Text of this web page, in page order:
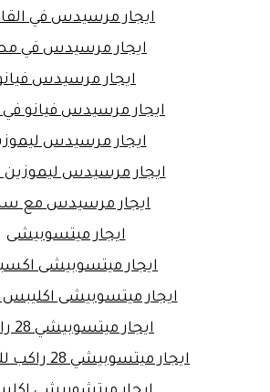
ايجار مرسيدس في
ايجار مرسيدس في
ايجار مرسيدس
ايجار مرسيدس فيانو
ايجار مرسيدس
ايجار مرسيدس ليموزين
ايجار مرسيدس مع
ايجار ميتسوبيشى
ايجار ميتسوبيشى
ايجار ميتسوبيشى
ايجار ميتسوبيشي 28 راكب
ايجار ميتسوبيشي 28 راكب للانتقالات